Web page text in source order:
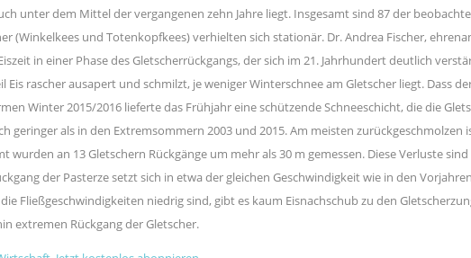
unter dem Mittel der vergangenen zehn Jahre liegt. Insgesamt sind 87 der
(Winkelkees und Totenkopfkees) verhielten sich stationär. Dr. Andrea Fischer,
in einer Phase des Gletscherrückgangs, der sich im 21. Jahrhundert deutlich
rascher ausapert und schmilzt, je weniger Winterschnee am Gletscher liegt. Dass
Winter 2015/2016 lieferte das Frühjahr eine schützende Schneeschicht, die die
als in den Extremsommern 2003 und 2015. Am meisten zurückgeschmolzen
wurden an 13 Gletschern Rückgänge um mehr als 30 m gemessen. Diese Verluste
der Pasterze setzt sich in etwa der gleichen Geschwindigkeit wie in den
Fließgeschwindigkeiten niedrig sind, gibt es kaum Eisnachschub zu den
extremen Rückgang der Gletscher.